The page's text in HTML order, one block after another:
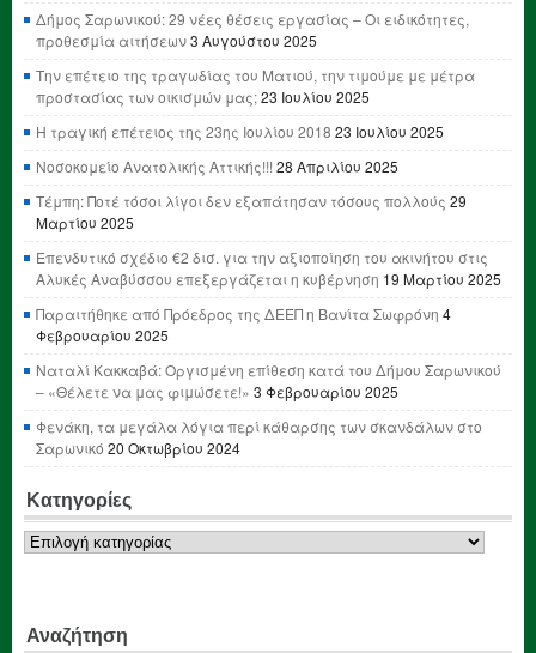
Δήμος Σαρωνικού: 29 νέες θέσεις εργασίας – Οι ειδικότητες,
προθεσμία αιτήσεων3 Αυγούστου 2025
Την επέτειο της τραγωδίας του Ματιού, την τιμούμε με μέτρα
προστασίας των οικισμών μας;23 Ιουλίου 2025
Η τραγική επέτειος της 23ης Ιουλίου 2018 23 Ιουλίου 2025
Νοσοκομείο Ανατολικής Αττικής!!! 28 Απριλίου 2025
Τέμπη: Ποτέ τόσοι λίγοι δεν εξαπάτησαν τόσους πολλούς 29
Μαρτίου 2025
Επενδυτικό σχέδιο €2 δισ. για την αξιοποίηση του ακινήτου στις
Αλυκές Αναβύσσου επεξεργάζεται η κυβέρνηση 19 Μαρτίου 2025
Παραιτήθηκε από Πρόεδρος της ΔΕΕΠ η Βανίτα Σωφρόνη 4
Φεβρουαρίου 2025
Ναταλί Κακκαβά: Οργισμένη επίθεση κατά του Δήμου Σαρωνικού
– «Θέλετε να μας φιμώσετε!» 3 Φεβρουαρίου 2025
Φενάκη, τα μεγάλα λόγια περί κάθαρσης των σκανδάλων στο
Σαρωνικό 20 Οκτωβρίου 2024
Κατηγορίες
Κατηγορίες
Αναζήτηση